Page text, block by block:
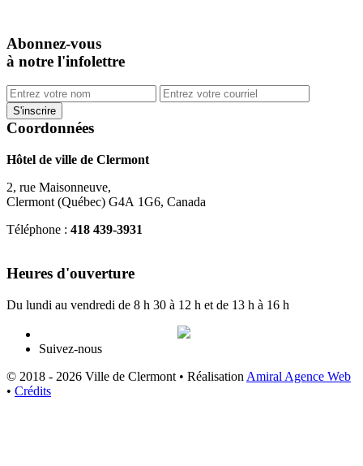
Abonnez-vous
à notre l'infolettre
Coordonnées
Hôtel de ville de Clermont
2, rue Maisonneuve,
Clermont (Québec) G4A 1G6, Canada
Téléphone : 418 439-3931
Heures d'ouverture
Du lundi au vendredi de 8 h 30 à 12 h et de 13 h à 16 h
Suivez-nous
© 2018 - 2026 Ville de Clermont • Réalisation Amiral Agence Web
• Crédits